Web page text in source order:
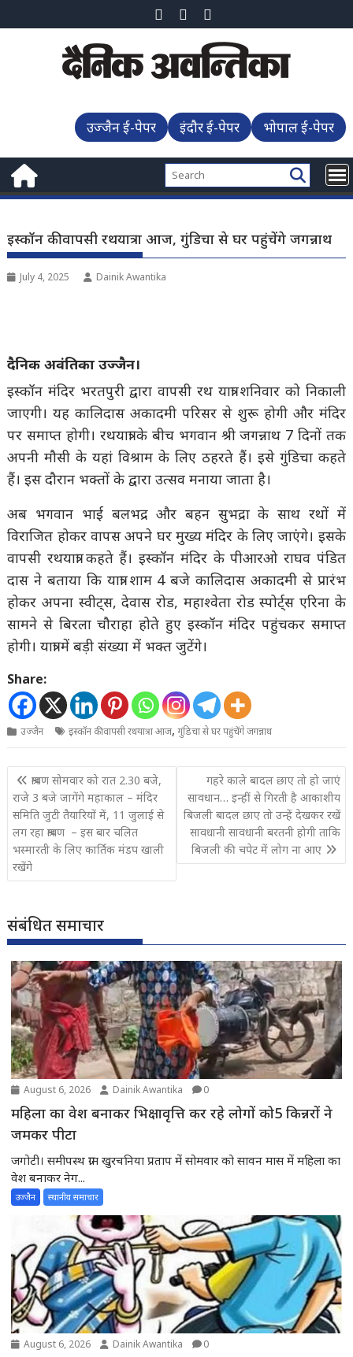
to
उज्जैन ई-पेपर इंदौर ई-पेपर भोपाल ई-पेपर
इस्कॉन की वापसी रथयात्रा आज, गुंडिचा से घर पहुंचेंगे जगन्नाथ
July 4, 2025 Dainik Awantika
दैनिक अवंतिका उज्जैन।
इस्कॉन मंदिर भरतपुरी द्वारा वापसी रथ यात्रा शनिवार को निकाली
जाएगी। यह कालिदास अकादमी परिसर से शुरू होगी और मंदिर
पर समाप्त होगी। रथयात्रा के बीच भगवान श्री जगन्नाथ 7 दिनों तक
अपनी मौसी के यहां विश्राम के लिए ठहरते हैं। इसे गुंडिचा कहते
हैं। इस दौरान भक्तों के द्वारा उत्सव मनाया जाता है।
अब भगवान भाई बलभद्र और बहन सुभद्रा के साथ रथों में
विराजित होकर वापस अपने घर मुख्य मंदिर के लिए जाएंगे। इसके
वापसी रथयात्रा कहते हैं। इस्कॉन मंदिर के पीआरओ राघव पंडित
दास ने बताया कि यात्रा शाम 4 बजे कालिदास अकादमी से प्रारंभ
होकर अपना स्वीट्स, देवास रोड, महाश्वेता रोड स्पोर्ट्स एरिना के
सामने से बिरला चौराहा होते हुए इस्कॉन मंदिर पहुंचकर समाप्त
होगी। यात्रा में बड़ी संख्या में भक्त जुटेंगे।
Share:
उज्जैन इस्कॉन की वापसी रथयात्रा आज,गुंडिचा से घर पहुंचेंगे जगन्नाथ
Post
navigation
श्रावण सोमवार को रात 2.30 बजे,
राजे 3 बजे जागेंगे महाकाल – मंदिर
समिति जुटी तैयारियों में, 11 जुलाई से
लग रहा श्रावण – इस बार चलित
भस्मारती के लिए कार्तिक मंडप खाली
रखेंगे
गहरे काले बादल छाए तो हो जाएं
सावधान… इन्हीं से गिरती है आकाशीय
बिजली बादल छाए तो उन्हें देखकर रखें
सावधानी सावधानी बरतनी होगी ताकि
बिजली की चपेट में लोग ना आए
संबंधित समाचार
August 6, 2026 Dainik Awantika 0
महिला का वेश बनाकर भिक्षावृत्ति कर रहे लोगों को5 किन्नरों ने
जमकर पीटा
जगोटी। समीपस्थ ग्राम खुरचनिया प्रताप में सोमवार को सावन मास में महिला का
वेश बनाकर नेग...
उज्जैन स्थानीय समाचार
August 6, 2026 Dainik Awantika 0